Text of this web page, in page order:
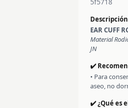
Descripción
EAR CUFF
Material
JN
✔️
• Para
aseo, no
✔️ ¿Qué es